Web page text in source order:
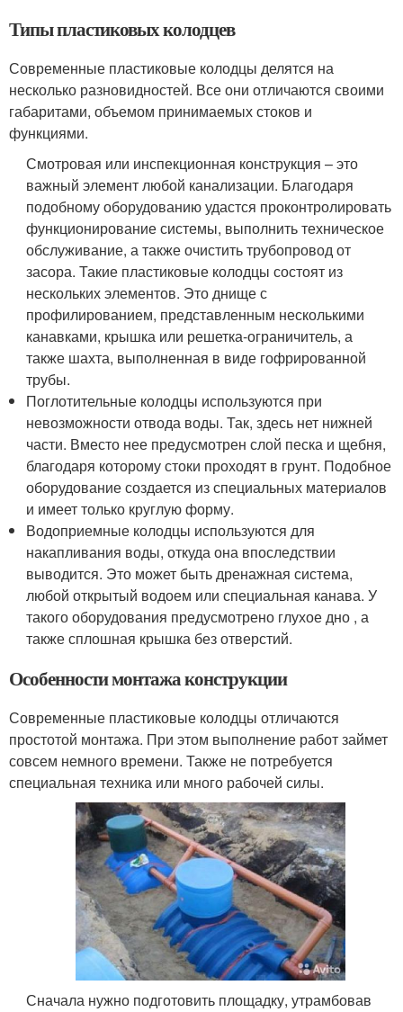
Типы пластиковых колодцев
Современные пластиковые колодцы делятся на
несколько разновидностей. Все они отличаются своими
габаритами, объемом принимаемых стоков и
функциями.
Смотровая или инспекционная конструкция – это
важный элемент любой канализации. Благодаря
подобному оборудованию удастся проконтролировать
функционирование системы, выполнить техническое
обслуживание, а также очистить трубопровод от
засора. Такие пластиковые колодцы состоят из
нескольких элементов. Это днище с
профилированием, представленным несколькими
канавками, крышка или решетка-ограничитель, а
также шахта, выполненная в виде гофрированной
трубы.
Поглотительные колодцы используются при
невозможности отвода воды. Так, здесь нет нижней
части. Вместо нее предусмотрен слой песка и щебня,
благодаря которому стоки проходят в грунт. Подобное
оборудование создается из специальных материалов
и имеет только круглую форму.
Водоприемные колодцы используются для
накапливания воды, откуда она впоследствии
выводится. Это может быть дренажная система,
любой открытый водоем или специальная канава. У
такого оборудования предусмотрено глухое дно , а
также сплошная крышка без отверстий.
Особенности монтажа конструкции
Современные пластиковые колодцы отличаются
простотой монтажа. При этом выполнение работ займет
совсем немного времени. Также не потребуется
специальная техника или много рабочей силы.
Сначала нужно подготовить площадку, утрамбовав